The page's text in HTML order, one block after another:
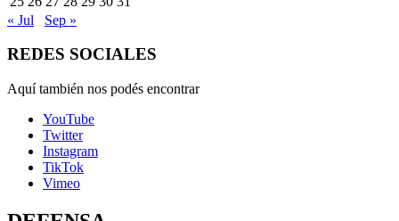
« Jul
Sep »
REDES SOCIALES
Aquí también nos podés encontrar
YouTube
Twitter
Instagram
TikTok
Vimeo